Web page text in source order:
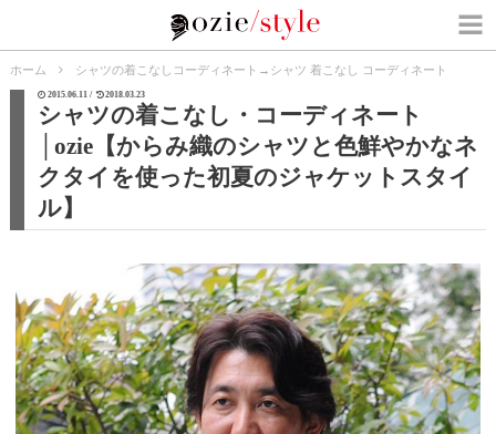
ホーム シャツの着こなしコーディネート → シャツ 着こなし コーディネート
2015.06.11 / 2018.03.23
シャツの着こなし・コーディネート
│ozie【からみ織のシャツと色鮮やかなネ
クタイを使った初夏のジャケットスタイ
ル】